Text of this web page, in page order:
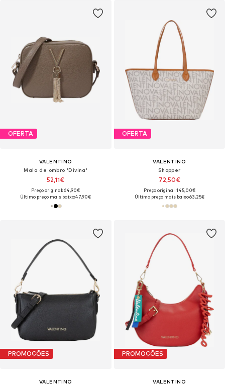
OFERTA
VALENTINO
Mala de ombro 'Divina'
52,11€
Preço original: 64,90€
Último preço mais baixo:47,90€
OFERTA
VALENTINO
Shopper
72,50€
Preço original: 145,00€
Último preço mais baixo:63,25€
PROMOÇÕES
VALENTINO
PROMOÇÕES
VALENTINO